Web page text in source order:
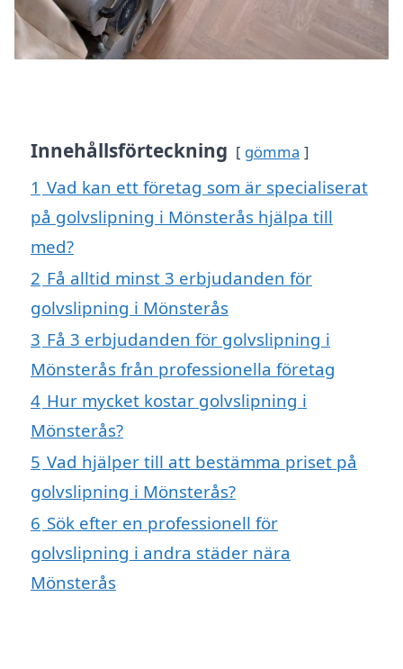
Innehållsförteckning gömma
1 Vad kan ett företag som är specialiserat
på golvslipning i Mönsterås hjälpa till
med?
2 Få alltid minst 3 erbjudanden för
golvslipning i Mönsterås
3 Få 3 erbjudanden för golvslipning i
Mönsterås från professionella företag
4 Hur mycket kostar golvslipning i
Mönsterås?
5 Vad hjälper till att bestämma priset på
golvslipning i Mönsterås?
6 Sök efter en professionell för
golvslipning i andra städer nära
Mönsterås